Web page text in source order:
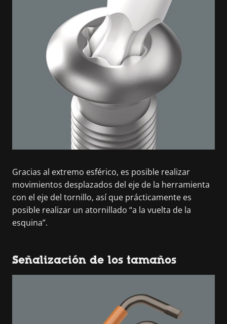
Gracias al extremo esférico, es posible realizar
movimientos desplazados del eje de la herramienta
con el eje del tornillo, así que prácticamente es
posible realizar un atornillado “a la vuelta de la
esquina”.
Señalización de los tamaños